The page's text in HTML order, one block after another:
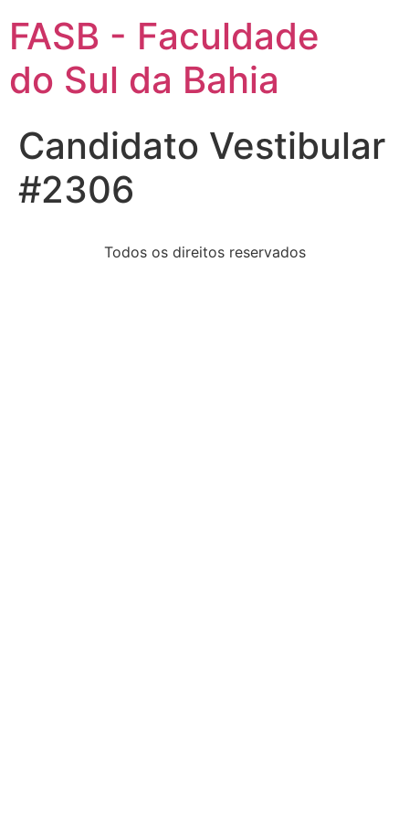
FASB - Faculdade
do Sul da Bahia
Candidato Vestibular
#2306
Todos os direitos reservados